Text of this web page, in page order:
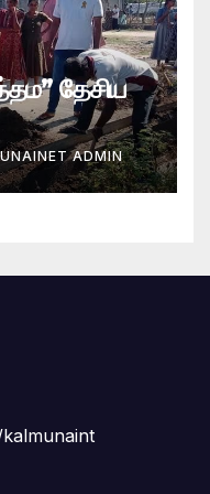
தேசிய
சபையும்
பணி.
ADMIN